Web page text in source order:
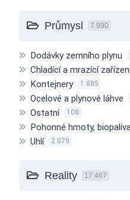
Průmysl 7 990
Dodávky zemního plynu
Chladící a mrazící
Kontejnery 1 885
Ocelové a plynové láhve
Ostatní 108
Pohonné hmoty,
Uhlí 2 079
Reality 17 467